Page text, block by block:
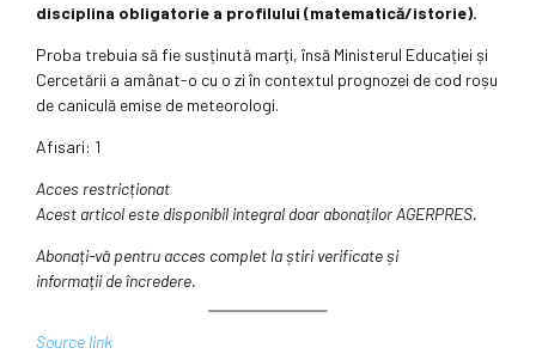
disciplina obligatorie a profilului (matematică/istorie).
Proba trebuia să fie susținută marți, însă Ministerul Educației și
Cercetării a amânat-o cu o zi în contextul prognozei de cod roșu
de caniculă emise de meteorologi.
Afisari: 1
Acces restricționat
Acest articol este disponibil integral doar abonaților AGERPRES.
Abonați-vă pentru acces complet la știri verificate și
informații de încredere.
Source link